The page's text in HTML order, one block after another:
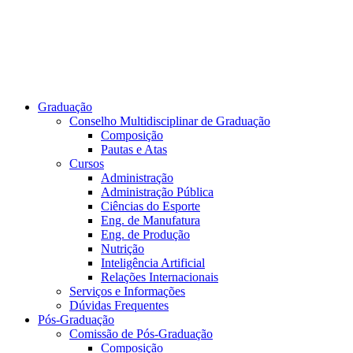
Graduação
Conselho Multidisciplinar de Graduação
Composição
Pautas e Atas
Cursos
Administração
Administração Pública
Ciências do Esporte
Eng. de Manufatura
Eng. de Produção
Nutrição
Inteligência Artificial
Relações Internacionais
Serviços e Informações
Dúvidas Frequentes
Pós-Graduação
Comissão de Pós-Graduação
Composição